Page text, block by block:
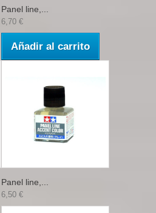
Panel line,...
6,70 €
Añadir al carrito
Panel line,...
6,50 €